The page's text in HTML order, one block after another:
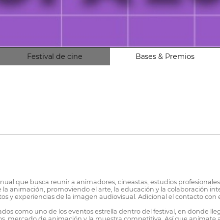
Festival de cine Bases & Premios
que busca reunir a animadores, cineastas, estudios
animación, promoviendo el arte, la educación y la colaboración
y experiencias de la imagen audiovisual. Adicional el contacto
como uno de los eventos estrella dentro del festival, en donde